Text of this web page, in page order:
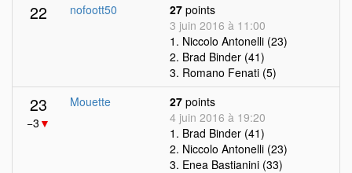
22 nofoott50 27 points
3 juin 2016 à 11:00
1. Niccolo Antonelli (23)
2. Brad Binder (41)
3. Romano Fenati (5)
23
−3 ▼
Mouette 27 points
4 juin 2016 à 19:20
1. Brad Binder (41)
2. Niccolo Antonelli (23)
3. Enea Bastianini (33)